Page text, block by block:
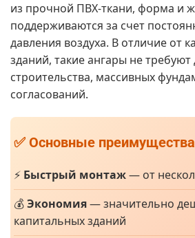
из прочной ПВХ-ткани, форма и
поддерживаются за счет
давления воздуха. В отличие от
зданий, такие ангары не требуют
строительства, массивных
согласований.
✅ Основные
⚡ Быстрый монтаж— от
💰Экономия— значительно
капитальных зданий